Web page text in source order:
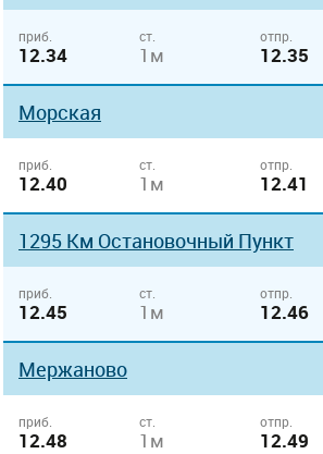
приб.
12.34
ст.
1м
отпр.
12.35
Морская
приб.
12.40
ст.
1м
отпр.
12.41
1295 Км Остановочный Пункт
приб.
12.45
ст.
1м
отпр.
12.46
Мержаново
приб.
12.48
ст.
1м
отпр.
12.49